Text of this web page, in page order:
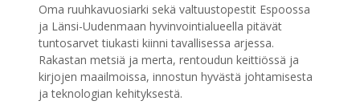
Oma ruuhkavuosiarki sekä valtuustopestit Espoossa
ja Länsi-Uudenmaan hyvinvointialueella pitävät
tuntosarvet tiukasti kiinni tavallisessa arjessa.
Rakastan metsiä ja merta, rentoudun keittiössä ja
kirjojen maailmoissa, innostun hyvästä johtamisesta
ja teknologian kehityksestä.